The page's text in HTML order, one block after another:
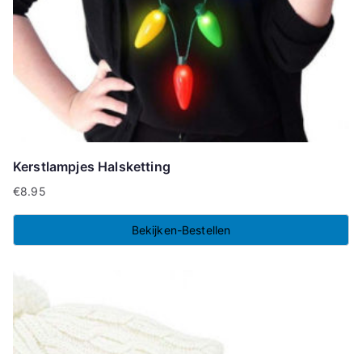
Kerstlampjes Halsketting
€8.95
Bekijken-Bestellen